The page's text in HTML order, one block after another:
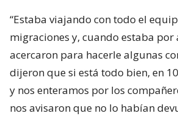
“Estaba viajando con todo el
migraciones y, cuando estaba por
acercaron para hacerle algunas
dijeron que si está todo bien, en
y nos enteramos por los
nos avisaron que no lo habían